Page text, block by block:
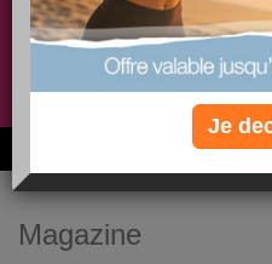
Non, je
6M de personnes ont maigri
Magazine
Je